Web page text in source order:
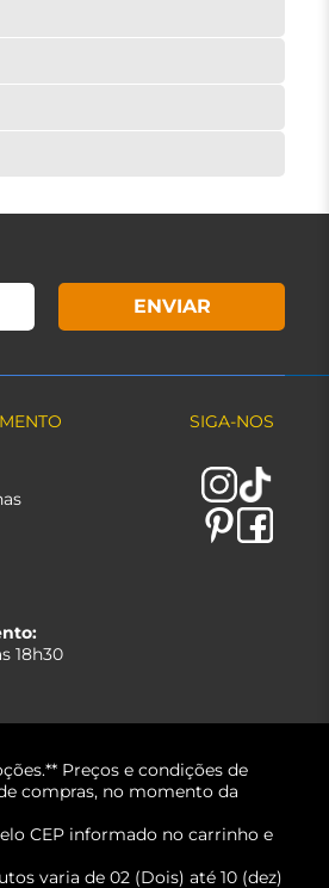
ENVIAR
18h30
SIGA-NOS
Preços e condições de
compras, no momento da
CEP informado no carrinho e
varia de 02 (Dois) até 10 (dez)